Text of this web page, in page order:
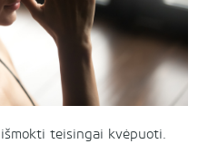
teisingai kvėpuoti.